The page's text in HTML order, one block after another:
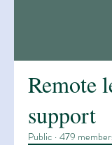
Remote
support
Public · 479